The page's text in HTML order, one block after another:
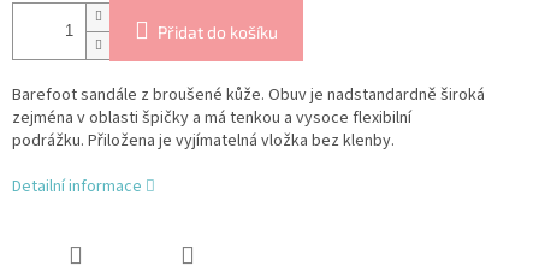
Přidat do košíku
Barefoot sandále z broušené kůže. Obuv je nadstandardně široká
zejména v oblasti špičky a má tenkou a vysoce flexibilní
podrážku. Přiložena je vyjímatelná vložka bez klenby.
Detailní informace